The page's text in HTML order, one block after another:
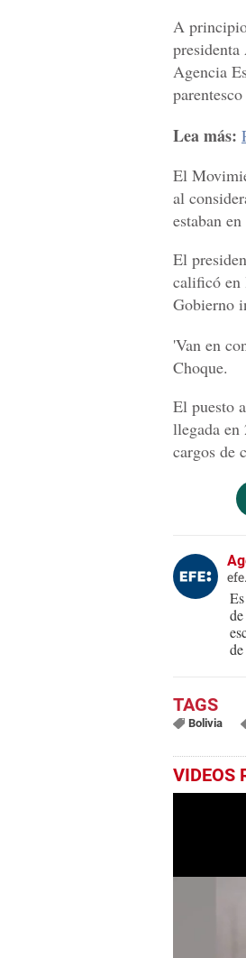
A
presidenta
Agencia
Lea más:
El
al
estaban
El
calificó en
Gobierno
'Van en
Choque.
El puesto
llegada en
cargos de
Bolivia
VIDEOS